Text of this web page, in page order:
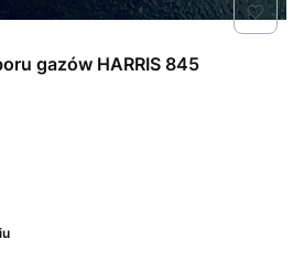
gazów HARRIS 845